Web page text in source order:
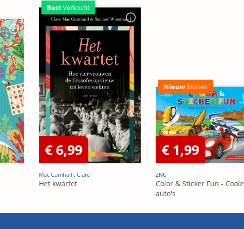
BestVerkocht
€ 6,99
Mac Cumhaill, Clare
Het kwartet
Nieuw Binnen
€ 1,99
ZNU
Color & Sticker Fun - Coole
auto's